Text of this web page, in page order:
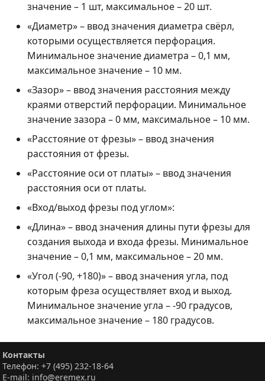
значение – 1 шт, максимальное – 20 шт.
«Диаметр» – ввод значения диаметра свёрл,
которыми осуществляется перфорация.
Минимальное значение диаметра – 0,1 мм,
максимальное значение – 10 мм.
«Зазор» – ввод значения расстояния между
краями отверстий перфорации. Минимальное
значение зазора – 0 мм, максимальное – 10 мм.
«Расстояние от фрезы» – ввод значения
расстояния от фрезы.
«Расстояние оси от платы» – ввод значения
расстояния оси от платы.
«Вход/выход фрезы под углом»:
«Длина» – ввод значения длины пути фрезы для
создания выхода и входа фрезы. Минимальное
значение – 0,1 мм, максимальное – 20 мм.
«Угол (-90, +180)» – ввод значения угла, под
которым фреза осуществляет вход и выход.
Минимальное значение угла – -90 градусов,
максимальное значение – 180 градусов.
Контакты
Телефон: +7 (495) 232-18-64
E-mail: info@eremex.ru